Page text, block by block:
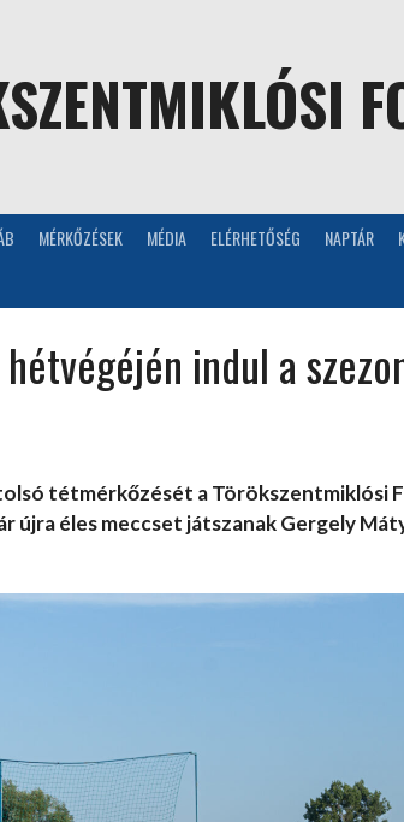
MÉRKŐZÉSEK MÉDIA ELÉRHETŐSÉG NAPTÁR
indul a
tétmérkőzését a Törökszentmiklósi
újra éles meccset játszanak Gergely